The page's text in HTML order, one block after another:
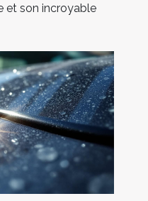
et son incroyable